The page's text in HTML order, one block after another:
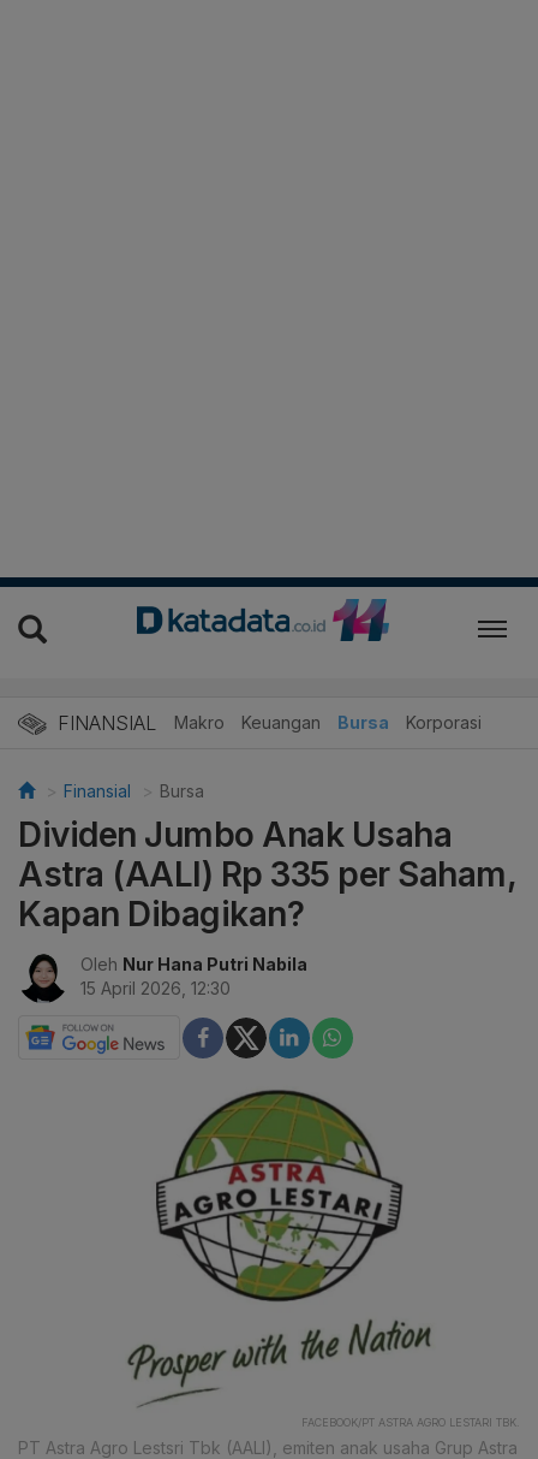
FINANSIAL Makro Keuangan Bursa Korporasi
Finansial Bursa
Dividen Jumbo Anak Usaha
Astra (AALI) Rp 335 per Saham,
Kapan Dibagikan?
Oleh Nur Hana Putri Nabila
15 April 2026, 12:30
FACEBOOK/PT ASTRA AGRO LESTARI TBK.
PT Astra Agro Lestsri Tbk (AALI), emiten anak usaha Grup Astra